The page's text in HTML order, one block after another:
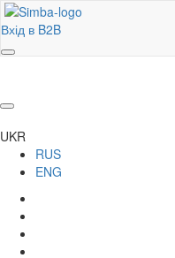
Вхід в B2B
UKR
RUS
ENG